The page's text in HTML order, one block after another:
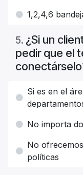
1,2,4,6
5. ¿Si un
pedir que el
Si es en el
No importa
No
políticas